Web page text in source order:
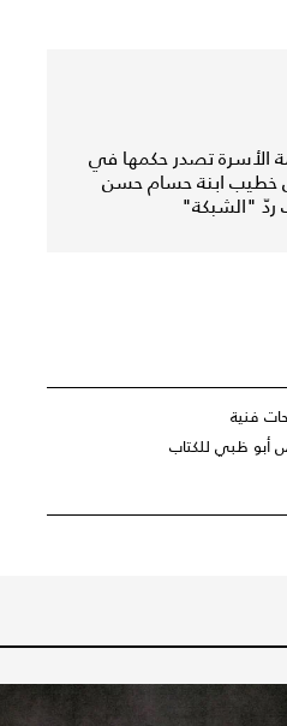
الأسرة تصدر حكمها في
خطيب ابنة حسام حسن
ردّ "الشبكة"
فنية
أبو ظبي للكتاب